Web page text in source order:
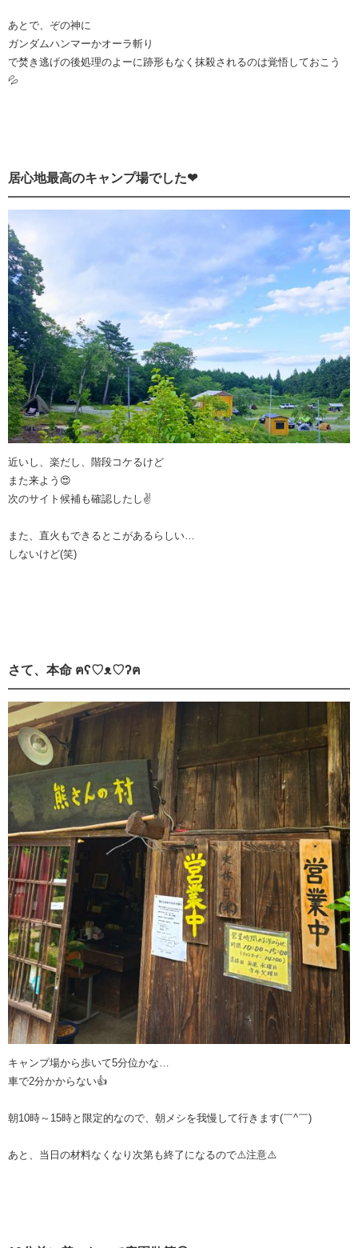
あとで、ぞの神に
ガンダムハンマーかオーラ斬り
で焚き逃げの後処理のよーに跡形もなく抹殺されるのは覚悟しておこう
💦
居心地最高のキャンプ場でした❤
近いし、楽だし、階段コケるけど
また来よう😍
次のサイト候補も確認したし✌️
また、直火もできるとこがあるらしい…
しないけど(笑)
さて、本命 ฅʕ♡ᴥ♡ʔฅ
キャンプ場から歩いて5分位かな…
車で2分かからない👍
朝10時～15時と限定的なので、朝メシを我慢して行きます(￣^￣)ゞ
あと、当日の材料なくなり次第も終了になるので⚠️注意⚠️